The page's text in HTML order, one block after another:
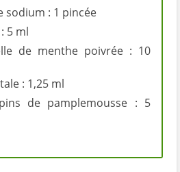
sodium : 1 pincée
5 ml
de menthe poivrée : 10
: 1,25 ml
de pamplemousse : 5